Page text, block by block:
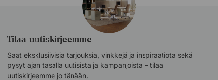
Tilaa uutiskirjeemme
Saat eksklusiivisia tarjouksia, vinkkejä ja inspiraatiota sekä
pysyt ajan tasalla uutisista ja kampanjoista – tilaa
uutiskirjeemme jo tänään.